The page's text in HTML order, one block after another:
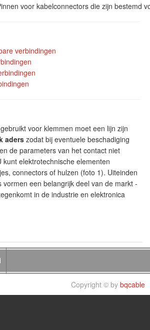
voor kabelconnectors die zijn bestemd
verbindingen
voor klemmen moet een lijn zijn
aderszodat bij eventuele beschadiging
de parameters van het contact niet
elektrotechnische elementen
connectors of hulzen (foto 1). Uiteinden
vormen een belangrijk deel van de markt -
in de industrie en elektronica
Copyright © by bqcable